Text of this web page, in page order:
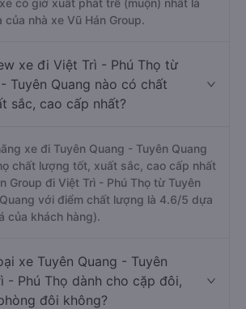
xe có giờ xuất phát trễ (muộn) nhất là
nhà xe Vũ Hán Group.
xe đi Việt Trì - Phú Thọ từ
Tuyên Quang nào có chất
sắc, cao cấp nhất?
xe đi Tuyên Quang - Tuyên Quang
chất lượng tốt, xuất sắc, cao cấp nhất
Group đi Việt Trì - Phú Thọ từ Tuyên
với điểm chất lượng là 4.6/5 dựa
của khách hàng).
xe Tuyên Quang - Tuyên
- Phú Thọ dành cho cặp đôi,
đôi không?